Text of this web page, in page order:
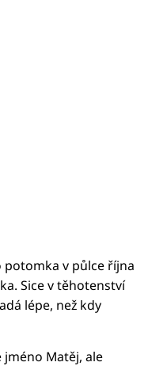
v půlce října
Sice v těhotenství
lépe, než kdy
Matěj, ale